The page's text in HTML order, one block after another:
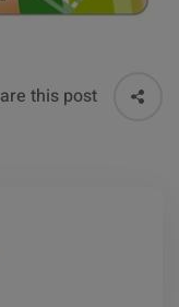
this post